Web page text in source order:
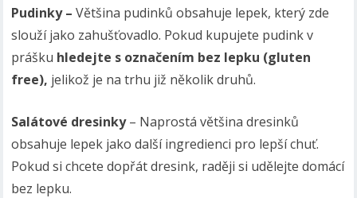
Pudinky – Většina pudinků obsahuje lepek, který zde
slouží jako zahušťovadlo. Pokud kupujete pudink v
prášku hledejte s označením bez lepku (gluten
free), jelikož je na trhu již několik druhů.
Salátové dresinky– Naprostá většina dresinků
obsahuje lepek jako další ingredienci pro lepší chuť.
Pokud si chcete dopřát dresink, raději si udělejte domácí
bez lepku.